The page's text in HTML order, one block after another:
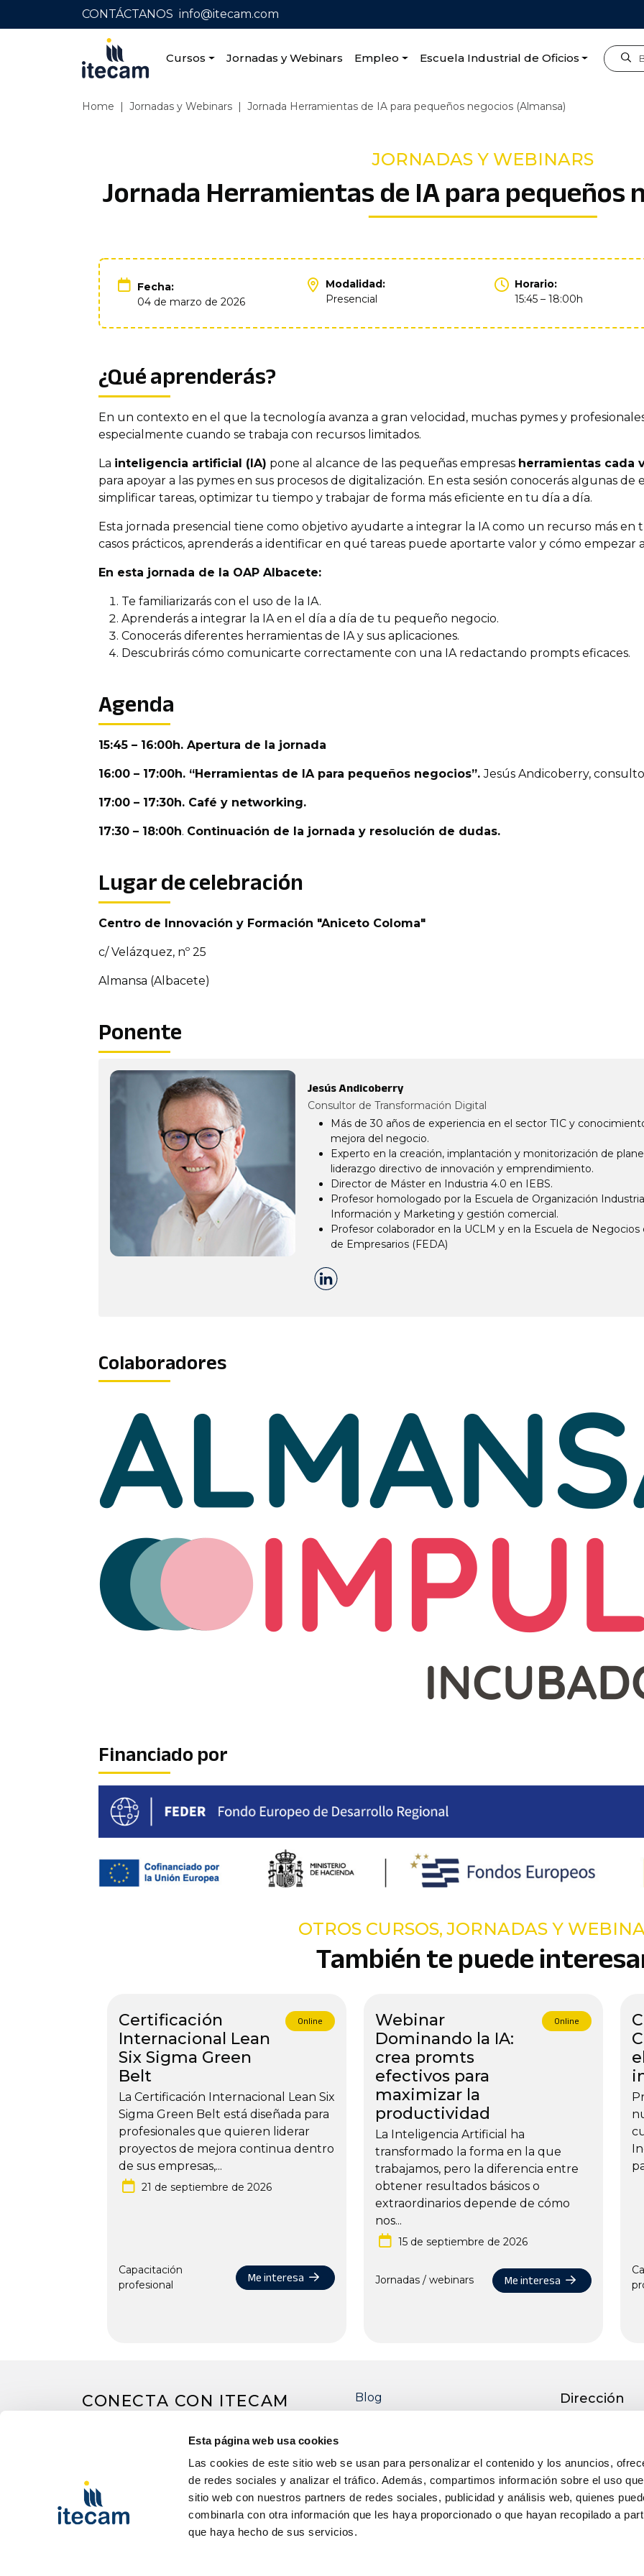
Esta página web usa cookies
Las cookies de este sitio web se usan para personalizar el contenido y los anuncios,
de redes sociales y analizar el tráfico. Además, compartimos información sobre el uso
sitio web con nuestros partners de redes sociales, publicidad y análisis web, quienes
combinarla con otra información que les haya proporcionado o que hayan recopilado a
que haya hecho de sus servicios.
CONTÁCTANOS info@itecam.com
Cursos Jornadas y Webinars Empleo Escuela Industrial de Oficios
Home | Jornadas y Webinars | Jornada Herramientas de IA para pequeños negocios (Almansa)
JORNADAS Y WEBINARS
Jornada Herramientas de IA para pequeños
Fecha:
04 de marzo de 2026
Modalidad:
Presencial
Horario:
15:45 – 18:00h
¿Qué aprenderás?
En un contexto en el que la tecnología avanza a gran velocidad, muchas pymes y
especialmente cuando se trabaja con recursos limitados.
La inteligencia artificial (IA) pone al alcance de las pequeñas empresas herramientas cada
para apoyar a las pymes en sus procesos de digitalización. En esta sesión conocerás algunas
simplificar tareas, optimizar tu tiempo y trabajar de forma más eficiente en tu día a día.
Esta jornada presencial tiene como objetivo ayudarte a integrar la IA como un recurso más en
casos prácticos, aprenderás a identificar en qué tareas puede aportarte valor y cómo empezar
En esta jornada de la OAP Albacete:
Te familiarizarás con el uso de la IA.
Aprenderás a integrar la IA en el día a día de tu pequeño negocio.
Conocerás diferentes herramientas de IA y sus aplicaciones.
Descubrirás cómo comunicarte correctamente con una IA redactando prompts eficaces.
Agenda
15:45 – 16:00h. Apertura de la jornada
16:00 – 17:00h. “Herramientas de IA para pequeños negocios”.Jesús Andicoberry,
17:00 – 17:30h. Café y networking.
17:30 – 18:00h. Continuación de la jornada y resolución de dudas.
Lugar de celebración
Centro de Innovación y Formación "Aniceto Coloma"
c/ Velázquez, nº 25
Almansa (Albacete)
Ponente
Jesús Andicoberry
Consultor de Transformación Digital
Más de 30 años de experiencia en el sector TIC y
mejora del negocio.
Experto en la creación, implantación y monitorización de
liderazgo directivo de innovación y emprendimiento.
Director de Máster en Industria 4.0 en IEBS.
Profesor homologado por la Escuela de Organización
Información y Marketing y gestión comercial.
Profesor colaborador en la UCLM y en la Escuela de
de Empresarios (FEDA)
Colaboradores
Financiado por
OTROS CURSOS, JORNADAS Y
También te puede
Certificación
Internacional Lean
Six Sigma Green
Belt
Online
La Certificación Internacional Lean Six
Sigma Green Belt está diseñada para
profesionales que quieren liderar
proyectos de mejora continua dentro
de sus empresas,...
21 de septiembre de 2026
Capacitación
profesional
Me interesa
Webinar
Dominando la IA:
crea promts
efectivos para
maximizar la
productividad
Online
La Inteligencia Artificial ha
transformado la forma en la que
trabajamos, pero la diferencia entre
obtener resultados básicos o
extraordinarios depende de cómo
nos...
15 de septiembre de 2026
Jornadas / webinars Me interesa
CONECTA CON ITECAM Blog Dirección
Teléfono
+34 926 50 64